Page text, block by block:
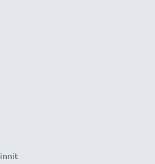
tai videokameraasi.